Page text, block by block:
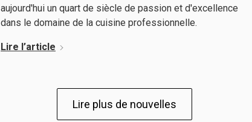
aujourd'hui un quart de siècle de passion et d'excellence
dans le domaine de la cuisine professionnelle.
Lire l’article
Lire plus de nouvelles